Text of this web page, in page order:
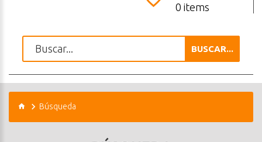
0 items
BUSCAR...
Búsqueda